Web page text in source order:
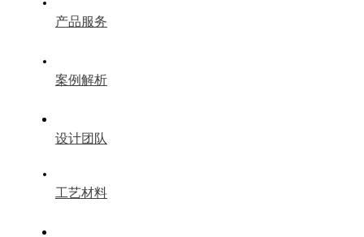
产品服务
案例解析
设计团队
工艺材料